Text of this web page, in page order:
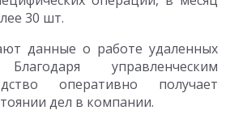
30 шт.
данные о работе удаленных
Благодаря управленческим
оперативно получает
дел в компании.